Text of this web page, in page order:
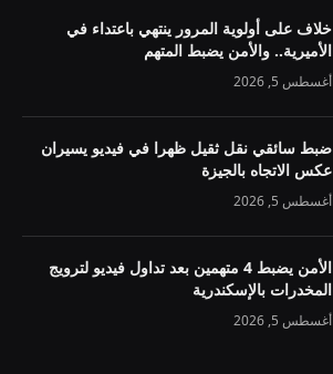
خلاف على أولوية المرور ينتهي باعتداء في
الأميرية.. والأمن يضبط المتهم
أغسطس 5, 2026
ضبط سائقي نقل ثقيل ظهرا في فيديو يسيران
عكس الاتجاه بالجيزة
أغسطس 5, 2026
الأمن يضبط 4 متهمين بعد تداول فيديو لترويج
المخدرات بالإسكندرية
أغسطس 5, 2026